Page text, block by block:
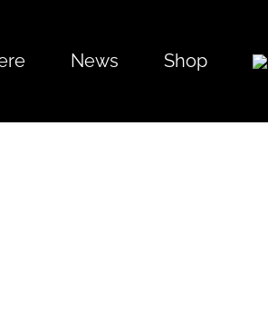
News Shop